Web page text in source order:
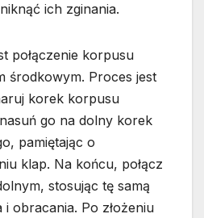
ich zginania.
połączenie korpusu
środkowym. Proces jest
korek korpusu
go na dolny korek
pamiętając o
klap. Na końcu, połącz
stosując tę samą
i obracania. Po złożeniu